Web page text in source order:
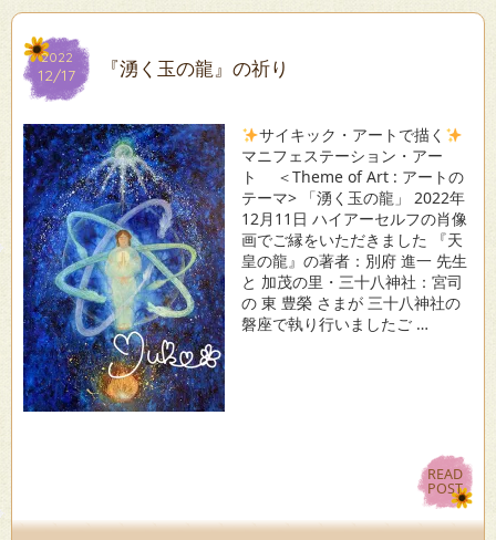
2022
12/17
2022
12/17 『湧く玉の龍』の祈り
サイキック・アートで描く
マニフェステーション・アー
ト ＜Theme of Art : アートの
テーマ> 「湧く玉の龍」 2022年
12月11日 ハイアーセルフの肖像
画でご縁をいただきました 『天
皇の龍』の著者：別府 進一 先生
と 加茂の里・三十八神社：宮司
の 東 豊榮 さまが 三十八神社の
磐座で執り行いましたご …
READ
POST
READ
POST